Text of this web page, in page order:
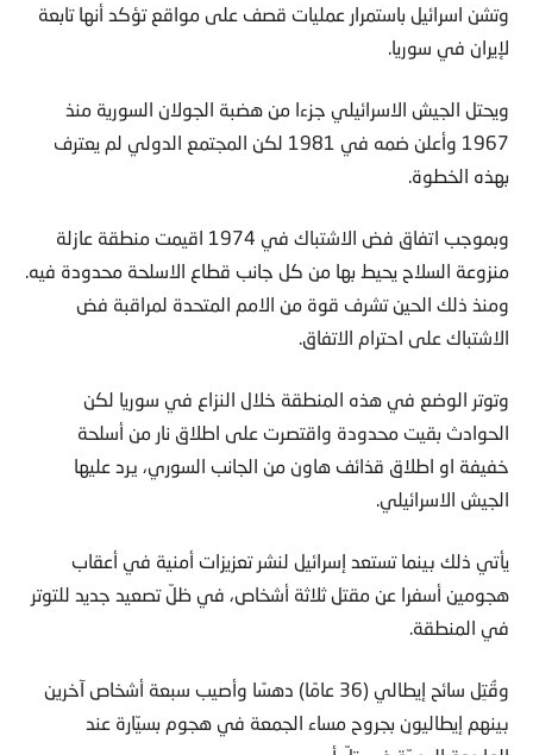
وتشن اسرائيل باستمرار عمليات قصف على مواقع تؤكد أنها تابعة
لإيران في سوريا.
ويحتل الجيش الاسرائيلي جزءا من هضبة الجولان السورية منذ
1967 وأعلن ضمه في 1981 لكن المجتمع الدولي لم يعترف
بهذه الخطوة.
وبموجب اتفاق فض الاشتباك في 1974 اقيمت منطقة عازلة
منزوعة السلاح يحيط بها من كل جانب قطاع الاسلحة محدودة فيه.
ومنذ ذلك الحين تشرف قوة من الامم المتحدة لمراقبة فض
الاشتباك على احترام الاتفاق.
وتوتر الوضع في هذه المنطقة خلال النزاع في سوريا لكن
الحوادث بقيت محدودة واقتصرت على اطلاق نار من أسلحة
خفيفة او اطلاق قذائف هاون من الجانب السوري، يرد عليها
الجيش الاسرائيلي.
يأتي ذلك بينما تستعد إسرائيل لنشر تعزيزات أمنية في أعقاب
هجومين أسفرا عن مقتل ثلاثة أشخاص، في ظلّ تصعيد جديد للتوتر
في المنطقة.
وقُتِل سائح إيطالي (36 عامًا) دهسًا وأصيب سبعة أشخاص آخرين
بينهم إيطاليون بجروح مساء الجمعة في هجوم بسيّارة عند